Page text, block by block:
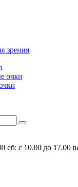
зрения
очки
сб: с 10.00 до 17.00